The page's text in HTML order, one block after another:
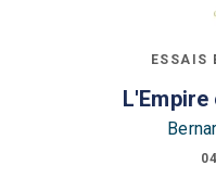
ESSAIS